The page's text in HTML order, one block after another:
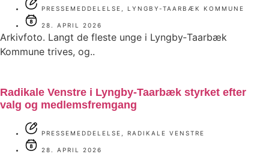
PRESSEMEDDELELSE, LYNGBY-TAARBÆK KOMMUNE
28. APRIL 2026
Arkivfoto. Langt de fleste unge i Lyngby‑Taarbæk
Kommune trives, og..
Radikale Venstre i Lyngby‑Taarbæk styrket efter
valg og medlemsfremgang
PRESSEMEDDELELSE, RADIKALE VENSTRE
28. APRIL 2026